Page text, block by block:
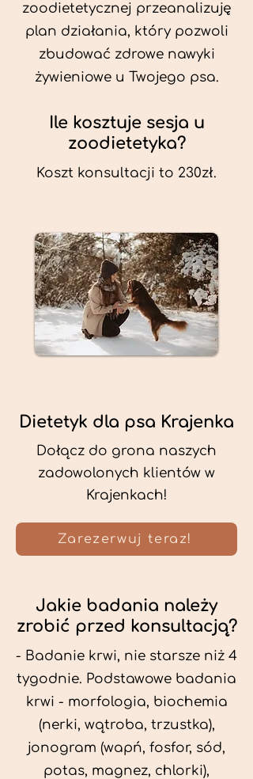
zoodietetycznej przeanalizuję
plan działania, który pozwoli
zbudować zdrowe nawyki
żywieniowe u Twojego psa.
Ile kosztuje sesja u
zoodietetyka?
Koszt konsultacji to 230zł.
Dietetyk dla psa Krajenka
Dołącz do grona naszych
zadowolonych klientów w
Krajenkach!
Zarezerwuj teraz!
Jakie badania należy
zrobić przed konsultacją?
- Badanie krwi, nie starsze niż 4
tygodnie. Podstawowe badania
krwi - morfologia, biochemia
(nerki, wątroba, trzustka),
jonogram (wapń, fosfor, sód,
potas, magnez, chlorki),